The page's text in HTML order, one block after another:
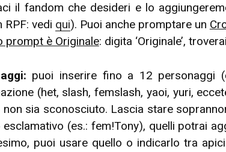
il fandom che desideri e lo
RPF: vedi qui). Puoi anche promptare un
prompt è Originale: digita ‘Originale’,
puoi inserire fino a 12 personaggi
(het, slash, femslash, yaoi, yuri,
non sia sconosciuto. Lascia stare
esclamativo (es.: fem!Tony), quelli potrai
puoi usare quello o indicarlo tra